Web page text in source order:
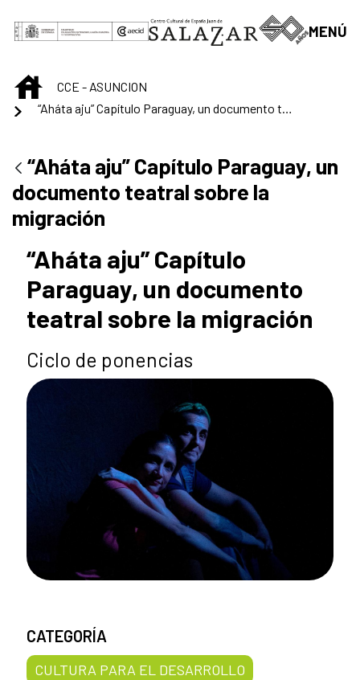
Saltar al contenido principal
MENÚ
INICIOCCE - ASUNCION
“Aháta aju” Capítulo Paraguay, un
documento teatral sobre la
migración
“Aháta aju” Capítulo
Paraguay, un documento
teatral sobre la migración
Ciclo de ponencias
CATEGORÍA
CULTURA PARA EL DESARROLLO